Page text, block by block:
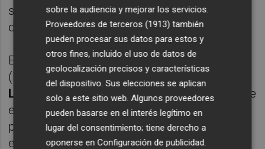
se frenó en mayo hasta el 2,3 %, cuatro
décimas menos que en abril.
El responsable de Renta Fija para MIFL
(Mediolaum International Funds),
Loughney , considera que "es casi seguro que
el BCE reducirá los tipos de interés en su
próxima reunión, situando el tipo objetivo en
el 2 % desde el 2,25 %, ya que la inflación en
sobre la audiencia y mejorar los servicios.
Proveedores de terceros (1913) también
pueden procesar sus datos para estos y
otros fines, incluido el uso de datos de
geolocalización precisos y características
del dispositivo. Sus elecciones se aplican
solo a este sitio web. Algunos proveedores
pueden basarse en el interés legítimo en
lugar del consentimiento; tiene derecho a
oponerse enConfiguración de publicidad